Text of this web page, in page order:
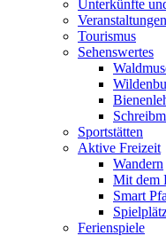
Unterkünfte
Veranstaltungen
Tourismus
Sehenswertes
Sportstätten
Aktive Freizeit
Wandern
Mit dem
Smart
Ferienspiele